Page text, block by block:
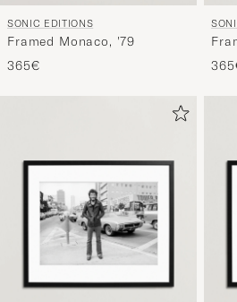
SONIC EDITIONS
Framed Monaco, '79
365€